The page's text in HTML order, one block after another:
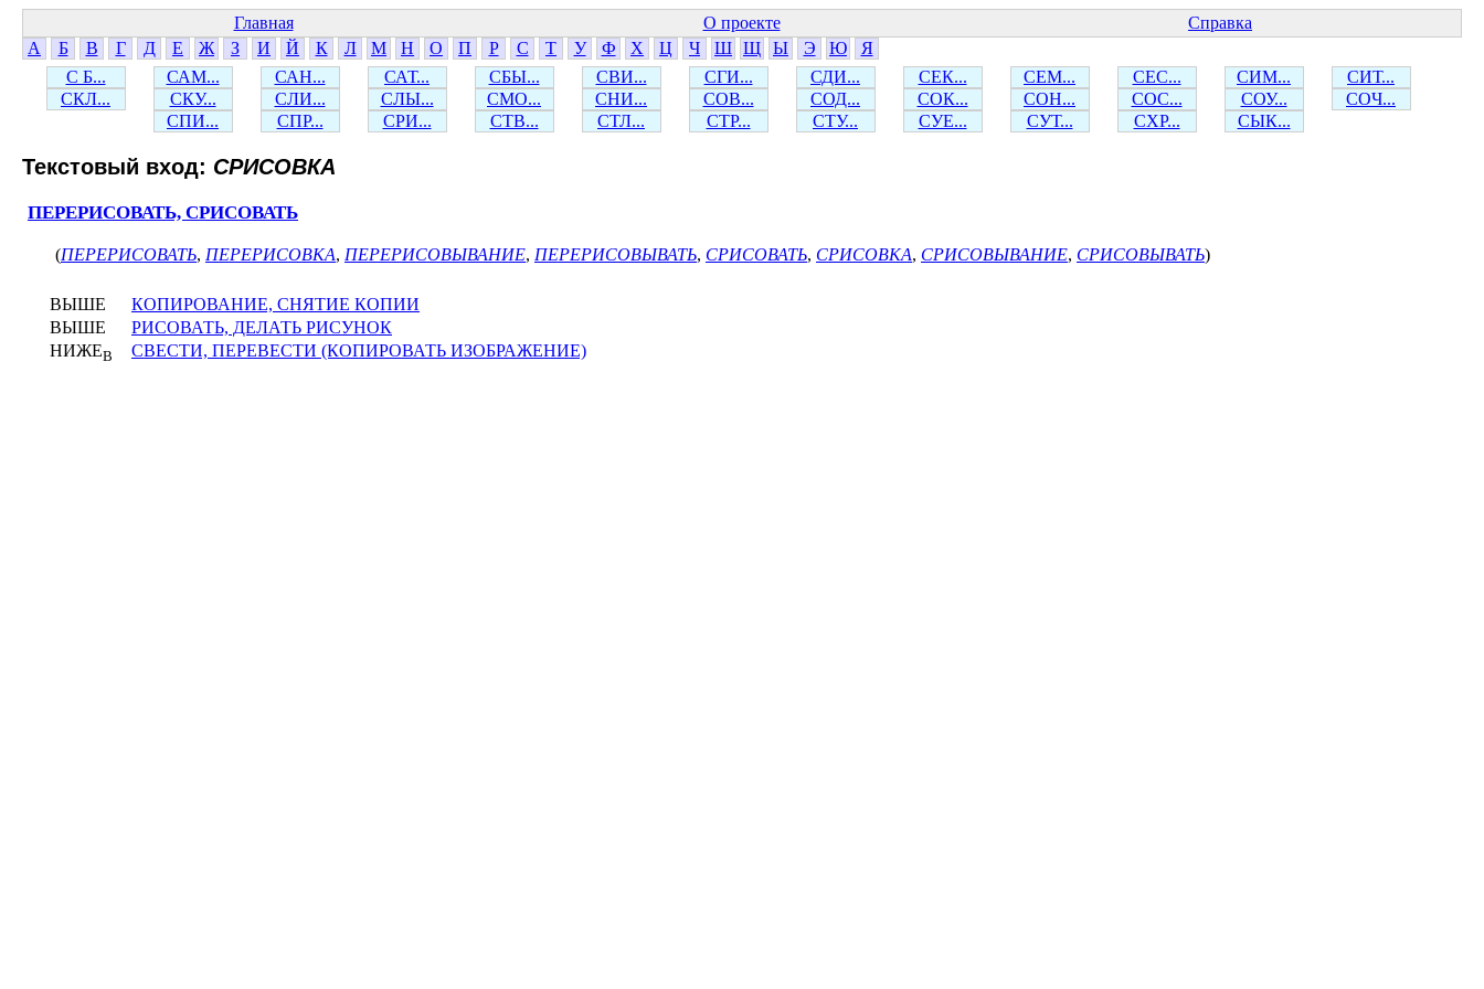
Главная О проекте
Справка
А
Б В Г Д Е Ж З И Й К Л М Н О П Р С Т У Ф Х Ц Ч Ш Щ Ы Э Ю
Я
С Б...
САМ... САН... САТ... СБЫ... СВИ... СГИ... СДИ... СЕК... СЕМ... СЕС... СИМ...
СИТ...
СКЛ...
СКУ... СЛИ... СЛЫ... СМО... СНИ... СОВ... СОД... СОК... СОН... СОС... СОУ...
СОЧ...
СПИ...
СПР... СРИ... СТВ... СТЛ... СТР... СТУ... СУЕ... СУТ... СХР... СЫК...
Текстовый вход: СРИСОВКА
ПЕРЕРИСОВАТЬ, СРИСОВАТЬ
(ПЕРЕРИСОВАТЬ, ПЕРЕРИСОВКА, ПЕРЕРИСОВЫВАНИЕ, ПЕРЕРИСОВЫВАТЬ, СРИСОВАТЬ, СРИСОВКА, СРИСОВЫВАНИЕ, СРИСОВЫВАТЬ)
ВЫШЕ
КОПИРОВАНИЕ, СНЯТИЕ КОПИИ
ВЫШЕ
РИСОВАТЬ, ДЕЛАТЬ РИСУНОК
НИЖЕВ СВЕСТИ, ПЕРЕВЕСТИ (КОПИРОВАТЬ ИЗОБРАЖЕНИЕ)